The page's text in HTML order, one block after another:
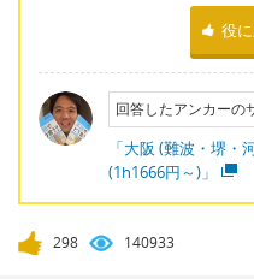
役
回答したアンカーの
「大阪 (難波・堺・
(1h1666円～)」
298 140933